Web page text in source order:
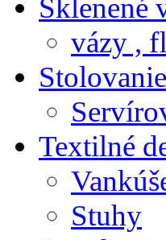
Sklenené
vázy ,
Textilné
Stuhy